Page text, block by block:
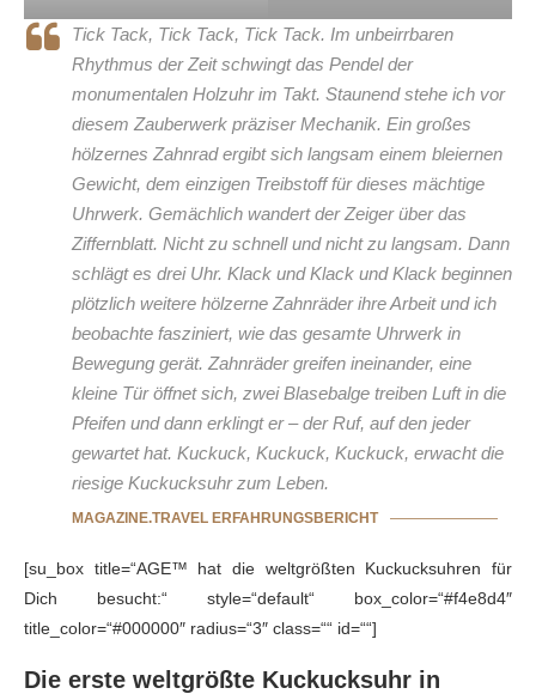
Tick Tack, Tick Tack, Tick Tack. Im unbeirrbaren
Rhythmus der Zeit schwingt das Pendel der
monumentalen Holzuhr im Takt. Staunend stehe ich vor
diesem Zauberwerk präziser Mechanik. Ein großes
hölzernes Zahnrad ergibt sich langsam einem bleiernen
Gewicht, dem einzigen Treibstoff für dieses mächtige
Uhrwerk. Gemächlich wandert der Zeiger über das
Ziffernblatt. Nicht zu schnell und nicht zu langsam. Dann
schlägt es drei Uhr. Klack und Klack und Klack beginnen
plötzlich weitere hölzerne Zahnräder ihre Arbeit und ich
beobachte fasziniert, wie das gesamte Uhrwerk in
Bewegung gerät. Zahnräder greifen ineinander, eine
kleine Tür öffnet sich, zwei Blasebalge treiben Luft in die
Pfeifen und dann erklingt er – der Ruf, auf den jeder
gewartet hat. Kuckuck, Kuckuck, Kuckuck, erwacht die
riesige Kuckucksuhr zum Leben.
MAGAZINE.TRAVEL ERFAHRUNGSBERICHT
[su_box title=“AGE™ hat die weltgrößten Kuckucksuhren für
Dich besucht:“ style=“default“ box_color=“#f4e8d4″
title_color=“#000000″ radius=“3″ class=““ id=““]
Die erste weltgrößte Kuckucksuhr in